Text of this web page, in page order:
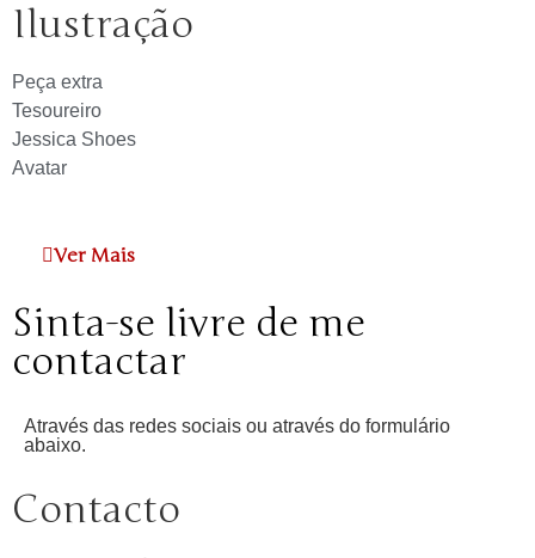
Ilustração
Peça extra
Tesoureiro
Jessica Shoes
Avatar
Ver Mais
Sinta-se livre de me
contactar
Através das redes sociais ou através do formulário
abaixo.
Contacto